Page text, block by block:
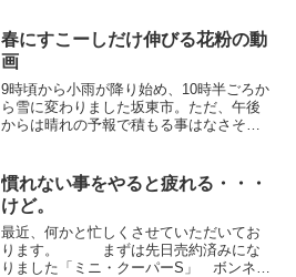
ら恒例にしておりますエン...
春にすこーしだけ伸びる花粉の動
画
9時頃から小雨が降り始め、10時半ごろか
ら雪に変わりました坂東市。ただ、午後
からは晴れの予報で積もる事はなさそう
花粉がこびりつくと、その後が面倒くさ
いですからね。この時...
慣れない事をやると疲れる・・・
けど。
最近、何かと忙しくさせていただいてお
ります。 まずは先日売約済みにな
りました「ミニ・クーパーS」 ボンネッ